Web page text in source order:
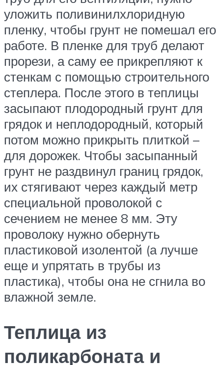
уложить поливинилхлоридную
пленку, чтобы грунт не помешал его
работе. В пленке для труб делают
прорези, а саму ее прикрепляют к
стенкам с помощью строительного
степлера. После этого в теплицы
засыпают плодородный грунт для
грядок и неплодородный, который
потом можно прикрыть плиткой –
для дорожек. Чтобы засыпанный
грунт не раздвинул границ грядок,
их стягивают через каждый метр
специальной проволокой с
сечением не менее 8 мм. Эту
проволоку нужно обернуть
пластиковой изолентой (а лучше
еще и упрятать в трубы из
пластика), чтобы она не сгнила во
влажной земле.
Теплица из
поликарбоната и